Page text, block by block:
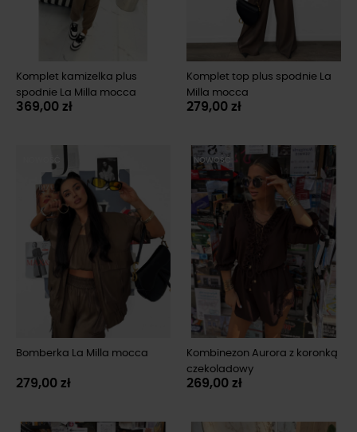
Komplet kamizelka plus
spodnie La Milla mocca
369,00 zł
Komplet top plus spodnie La
Milla mocca
279,00 zł
Bomberka La Milla mocca
279,00 zł
NOWOŚĆ
Kombinezon Aurora z koronką
czekoladowy
269,00 zł